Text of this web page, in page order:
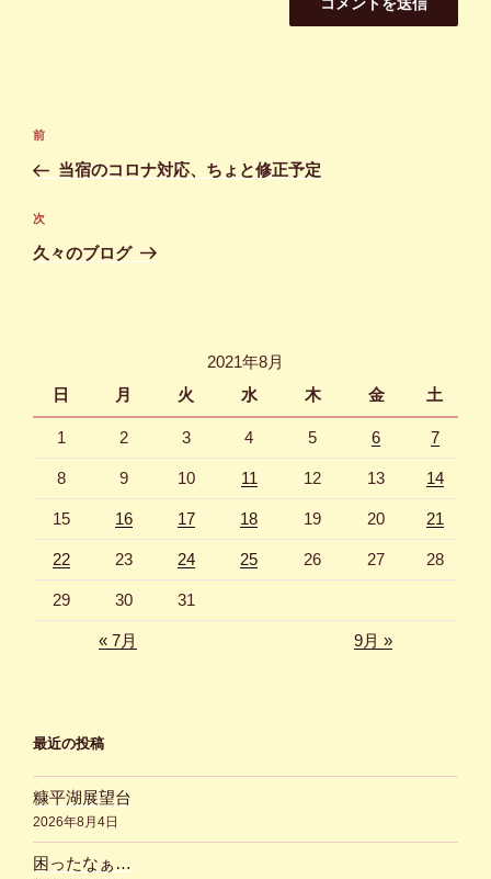
投
ナ
ビ
ゲ
前
の
稿
前
当宿のコロナ対応、ちょと修正予定
次
の
次
久々のブログ
2021年8月
日
月 火 水 木 金 土
1 2 3 4 5 6 7
8 9 10 11 12 13 14
15 16 17 18 19 20 21
22 23 24 25 26 27 28
29 30 31
« 7月 9月 »
最近の投稿
糠平湖展望台
2026年8月4日
困ったなぁ…